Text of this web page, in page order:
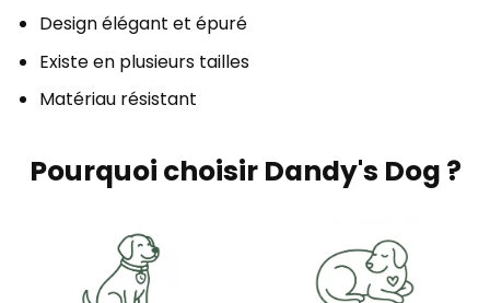
Design élégant et épuré
Existe en plusieurs tailles
Matériau résistant
Pourquoi choisir Dandy's Dog ?